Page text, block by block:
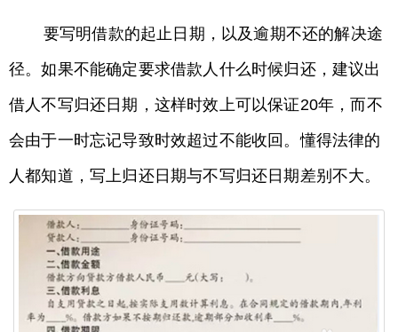
要写明借款的起止日期，以及逾期不还的解决途
径。如果不能确定要求借款人什么时候归还，建议出
借人不写归还日期，这样时效上可以保证20年，而不
会由于一时忘记导致时效超过不能收回。懂得法律的
人都知道，写上归还日期与不写归还日期差别不大。